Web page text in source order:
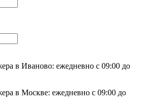
в Иваново: ежедневно с 09:00 до
в Москве: ежедневно с 09:00 до